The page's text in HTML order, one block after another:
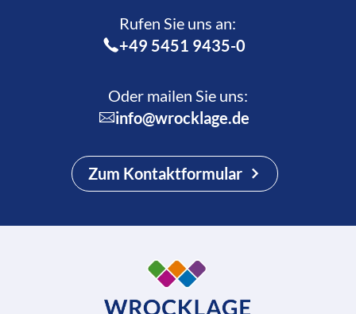
Rufen Sie uns an:­
+49 5451 9435-0
Oder mailen Sie uns:
info@wrocklage.de
Zum Kontaktformular